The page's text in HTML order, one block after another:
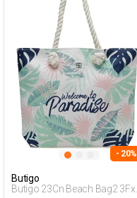
- 20%
Butigo
Butigo 23Cn Beach Bag2 3Fx